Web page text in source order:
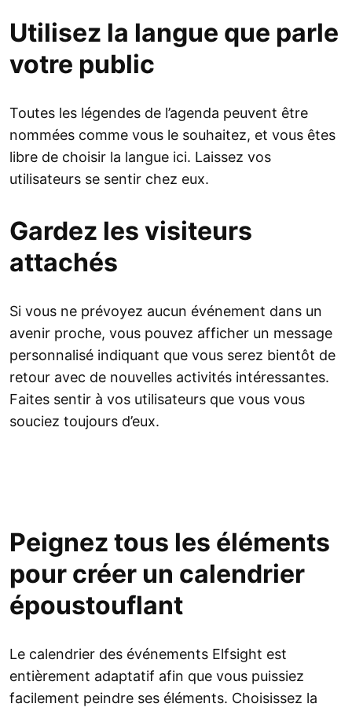
Utilisez la langue que parle
votre public
Toutes les légendes de l’agenda peuvent être
nommées comme vous le souhaitez, et vous êtes
libre de choisir la langue ici. Laissez vos
utilisateurs se sentir chez eux.
Gardez les visiteurs
attachés
Si vous ne prévoyez aucun événement dans un
avenir proche, vous pouvez afficher un message
personnalisé indiquant que vous serez bientôt de
retour avec de nouvelles activités intéressantes.
Faites sentir à vos utilisateurs que vous vous
souciez toujours d’eux.
Peignez tous les éléments
pour créer un calendrier
époustouflant
Le calendrier des événements Elfsight est
entièrement adaptatif afin que vous puissiez
facilement peindre ses éléments. Choisissez la